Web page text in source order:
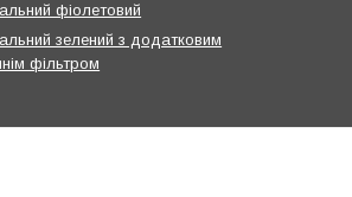
фіолетовий
зелений з додатковим
фільтром